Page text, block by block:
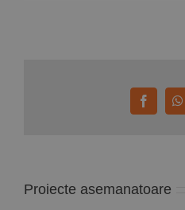
Facebook
Proiecte asemanatoare